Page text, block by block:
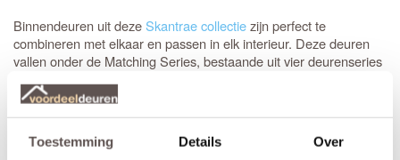
Toestemming Details Over
Binnendeuren uit dezeSkantrae collectiezijn perfect te
combineren met elkaar en passen in elk interieur. Deze deuren
vallen onder de Matching Series, bestaande uit vier deurenseries
Cove, Carve, Glide en SlimSeries© One en de hardware
families Squared, Quadrate, Orbit en Arczijn perfect met
elkaar te combineren.